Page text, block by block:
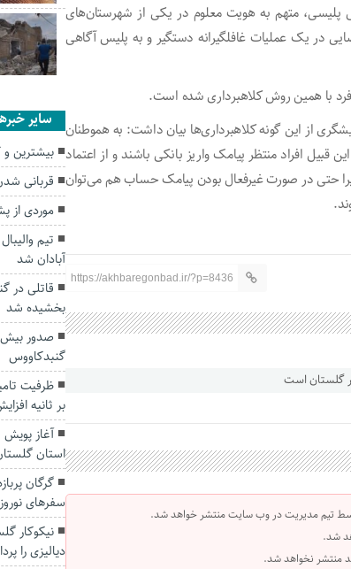
پلیسی، متهم به هویت معلوم در یکی از شهرستان‌های
در یک عملیات غافلگیرانه دستگیر و به پلیس آگاهی
از این گونه کلاهبرداری‌ها بیان داشت: به هموطنان
افراد منتظر پیامک واریز بانکی باشند و از اعتماد
حتی در صورت غیرفعال بودن پیامک حساب هم می‌توان
https://akhbaregonbad.ir/?p=8436
تیم مدیریت در وب سایت منتشر خواهد شد.
شد.
منتشر نخواهد شد.
سایر
بیشترین و
قربانی
موردی از
تیم
آبادان شد
قاتلی در
بخشیده شد
گنبدکاووس
بر ثانیه
آغاز پویش
استان
گرگان
سفرهای
نیکوکار
دیالیزی را